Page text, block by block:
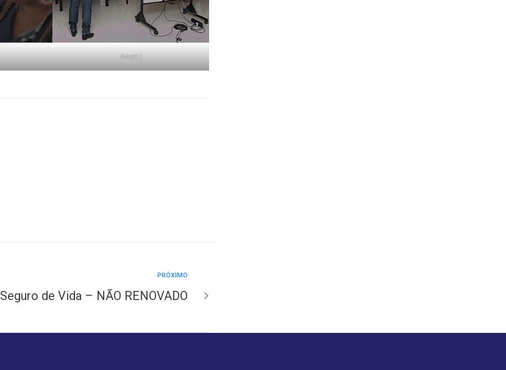
Asserj
PRÓXIMO
Seguro de Vida – NÃO RENOVADO